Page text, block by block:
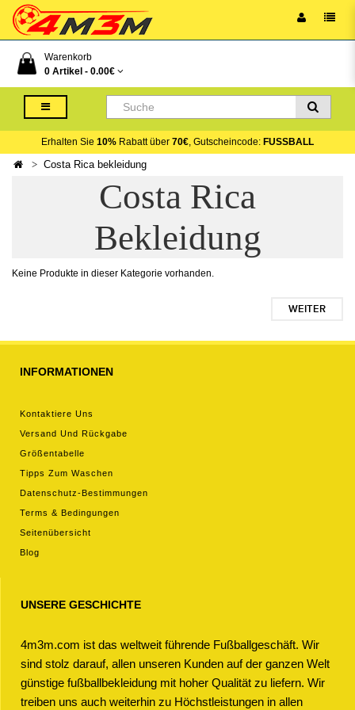
Warenkorb
0 Artikel - 0.00€
Erhalten Sie 10% Rabatt über 70€, Gutscheincode: FUSSBALL
Costa Rica bekleidung
Costa Rica
Bekleidung
Keine Produkte in dieser Kategorie vorhanden.
WEITER
INFORMATIONEN
Kontaktiere Uns
Versand Und Rückgabe
Größentabelle
Tipps Zum Waschen
Datenschutz-Bestimmungen
Terms & Bedingungen
Seitenübersicht
Blog
UNSERE GESCHICHTE
4m3m.com ist das weltweit führende Fußballgeschäft. Wir
sind stolz darauf, allen unseren Kunden auf der ganzen Welt
günstige fußballbekleidung mit hoher Qualität zu liefern. Wir
treiben uns auch weiterhin zu Höchstleistungen in allen